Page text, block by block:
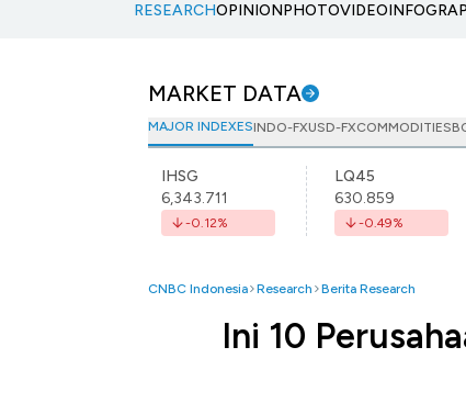
RESEARCHOPINIONPHOTOVIDEO
MARKET DATA
MAJOR INDEXESINDO-FXUSD-FXCOMMODITIES
IHSG
6,343.711
-0.12%
LQ45
630.859
-0.49%
CNBC Indonesia Research Berita Research
Ini 10